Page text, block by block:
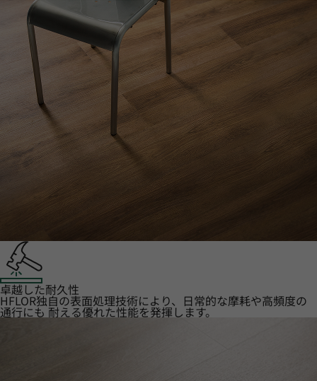
卓越した耐久性
HFLOR独自の表面処理技術により、日常的な摩耗や高頻度の
通行にも 耐える優れた性能を発揮します。